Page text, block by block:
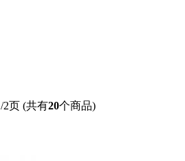
/2页 (共有20个商品)